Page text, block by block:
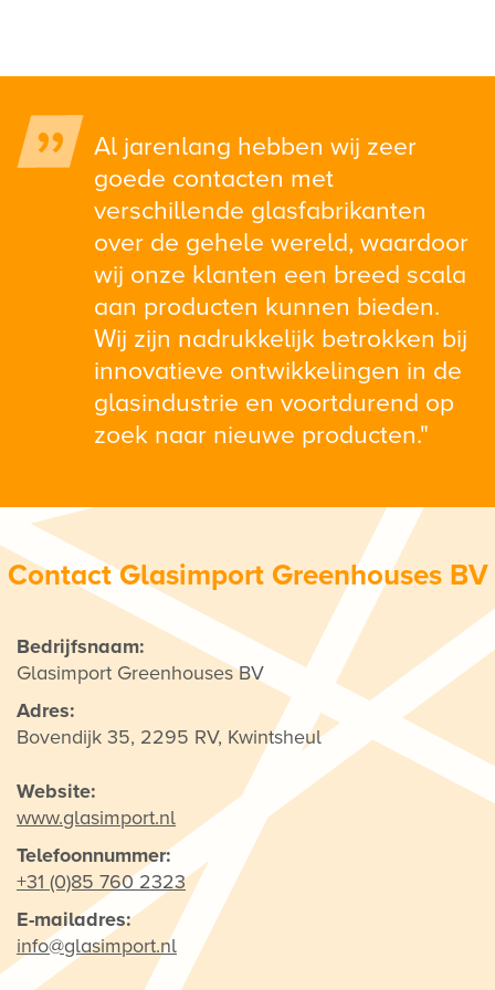
Al jarenlang hebben wij zeer
goede contacten met
verschillende glasfabrikanten
over de gehele wereld, waardoor
wij onze klanten een breed scala
aan producten kunnen bieden.
Wij zijn nadrukkelijk betrokken bij
innovatieve ontwikkelingen in de
glasindustrie en voortdurend op
zoek naar nieuwe producten."
Contact Glasimport Greenhouses BV
Bedrijfsnaam:
Glasimport Greenhouses BV
Adres:
Bovendijk 35, 2295 RV, Kwintsheul
Website:
www.glasimport.nl
Telefoonnummer:
+31 (0)85 760 2323
E-mailadres:
info@glasimport.nl